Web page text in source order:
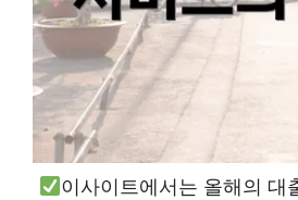
이사이트에서는 올해의 대